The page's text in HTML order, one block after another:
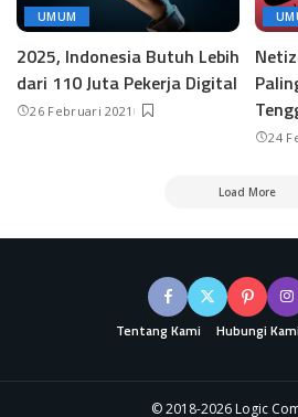
UMUM
2025, Indonesia Butuh Lebih
dari 110 Juta Pekerja Digital
26 Februari 2021
24
Load More
Tentang Kami Hubungi Kami
© 2018-2026 Logic